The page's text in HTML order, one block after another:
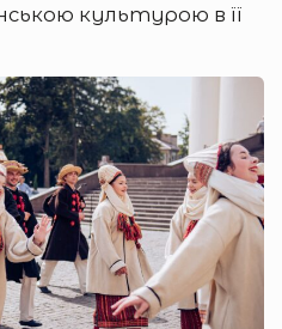
культурою в її